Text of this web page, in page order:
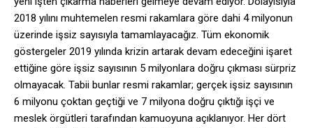
2018 yılını muhtemelen resmi rakamlara göre dahi 4 milyonun
üzerinde işsiz sayısıyla tamamlayacağız. Tüm ekonomik
göstergeler 2019 yılında krizin artarak devam edeceğini işaret
ettiğine göre işsiz sayısının 5 milyonlara doğru çıkması sürpriz
olmayacak. Tabii bunlar resmi rakamlar; gerçek işsiz sayısının
6 milyonu çoktan geçtiği ve 7 milyona doğru çıktığı işçi ve
meslek örgütleri tarafından kamuoyuna açıklanıyor. Her dört